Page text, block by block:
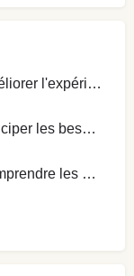
Améliorer l'expérience client
Anticiper les besoins clients
Comprendre les attentes clients